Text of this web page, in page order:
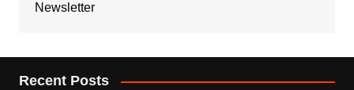
Newsletter
Recent Posts